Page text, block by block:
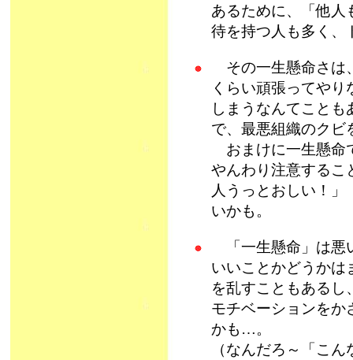
あるために、「他人
待を持つ人も多く、
その一生懸命さは
くらい頑張ってや
しまうなんてこと
で、最悪組織のクビ
おまけに一生懸命
やんわり注意する
人うっとおしい！
いかも。
「一生懸命」は悪
いいことかどうか
を乱すこともあるし
モチベーションをか
かも…。
（なんだろ～「こ